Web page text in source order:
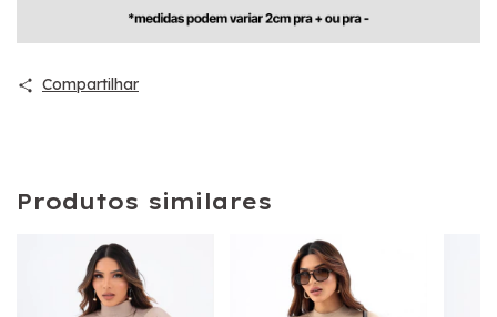
Compartilhar
Produtos similares